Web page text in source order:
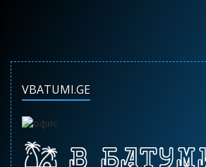
VBATUMI.GE